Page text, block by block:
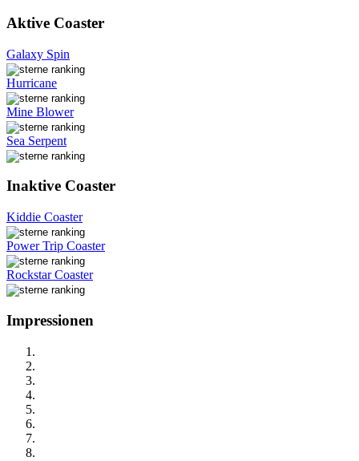
Aktive Coaster
Galaxy Spin
Hurricane
Mine Blower
Sea Serpent
Inaktive Coaster
Kiddie Coaster
Power Trip Coaster
Rockstar Coaster
Impressionen